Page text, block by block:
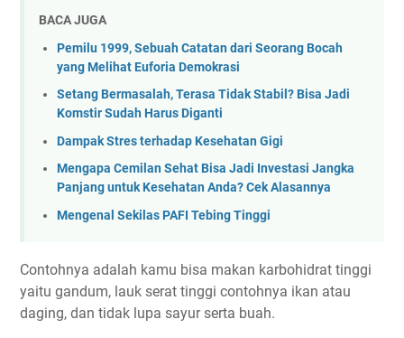
BACA JUGA
Pemilu 1999, Sebuah Catatan dari Seorang Bocah
yang Melihat Euforia Demokrasi
Setang Bermasalah, Terasa Tidak Stabil? Bisa Jadi
Komstir Sudah Harus Diganti
Dampak Stres terhadap Kesehatan Gigi
Mengapa Cemilan Sehat Bisa Jadi Investasi Jangka
Panjang untuk Kesehatan Anda? Cek Alasannya
Mengenal Sekilas PAFI Tebing Tinggi
Contohnya adalah kamu bisa makan karbohidrat tinggi
yaitu gandum, lauk serat tinggi contohnya ikan atau
daging, dan tidak lupa sayur serta buah.